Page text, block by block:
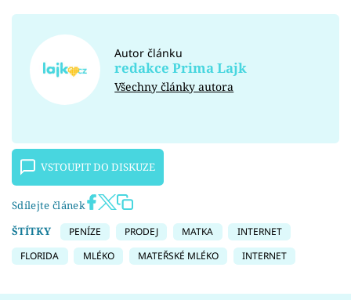
Autor článku
redakce Prima Lajk
Všechny články autora
VSTOUPIT DO DISKUZE
Sdílejte článek
ŠTÍTKY
PENÍZE PRODEJ MATKA
INTERNET
FLORIDA
MLÉKO MATEŘSKÉ MLÉKO INTERNET